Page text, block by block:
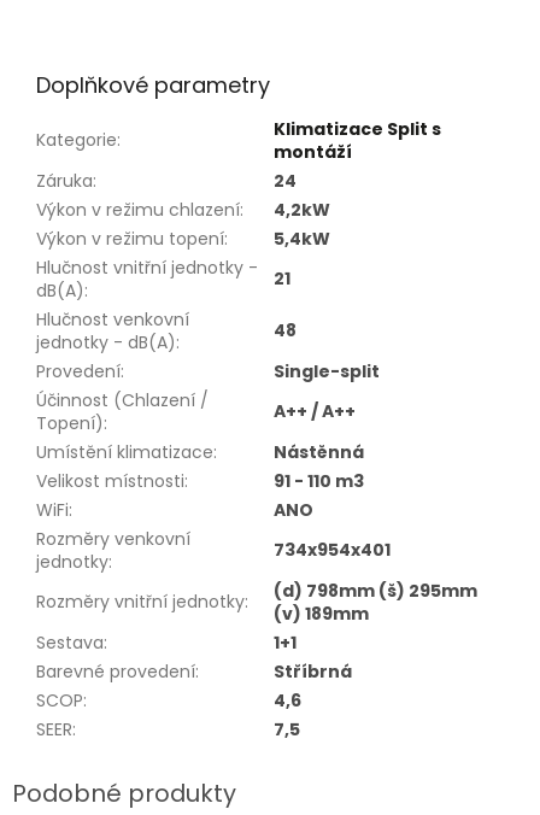
Doplňkové parametry
Kategorie:
Klimatizace Split s
montáží
Záruka:
24
Výkon v režimu chlazení:
4,2kW
Výkon v režimu topení:
5,4kW
Hlučnost vnitřní jednotky -
dB(A):
21
Hlučnost venkovní
jednotky - dB(A):
48
Provedení:
Single-split
Účinnost (Chlazení /
Topení):
A++ / A++
Umístění klimatizace:
Nástěnná
Velikost místnosti:
91 - 110 m3
WiFi:
ANO
Rozměry venkovní
jednotky: 734x954x401
Rozměry vnitřní jednotky:
(d) 798mm (š) 295mm
(v) 189mm
Sestava:
1+1
Barevné provedení:
Stříbrná
SCOP:
4,6
SEER: 7,5